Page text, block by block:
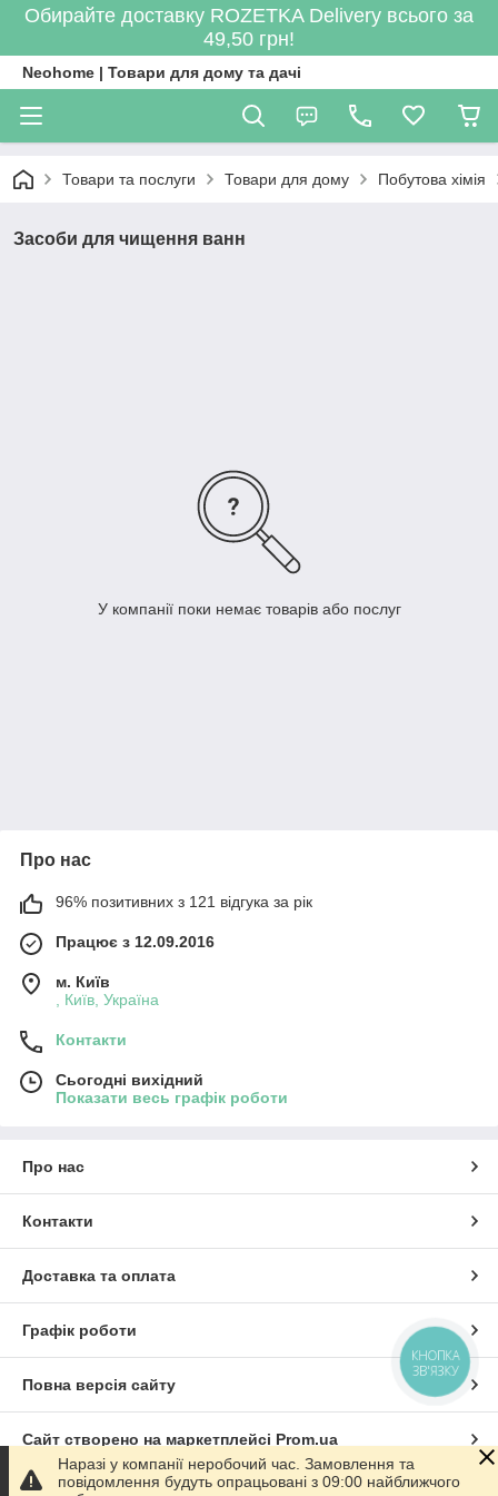
Обирайте доставку ROZETKA Delivery всього за
49,50 грн!
Neohome | Товари для дому та дачі
Товари та послуги Товари для дому Побутова хімія
Засоби для чищення ванн
У компанії поки немає товарів або послуг
Про нас
96% позитивних з 121 відгука за рік
Працює з 12.09.2016
м. Київ
, Київ, Україна
Контакти
Сьогодні вихідний
Показати весь графік роботи
Про нас
Контакти
Доставка та оплата
Графік роботи
Повна версія сайту
Сайт створено на маркетплейсі Prom.ua
Наразі у компанії неробочий час. Замовлення та
повідомлення будуть опрацьовані з 09:00 найближчого
КНОПКА
ЗВ'ЯЗКУ